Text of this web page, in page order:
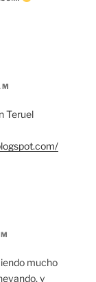
Teruel
mucho
y